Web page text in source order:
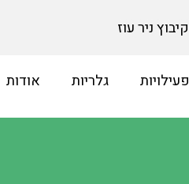
קיבוץ ניר עוז
פעילויות גלריות אודות